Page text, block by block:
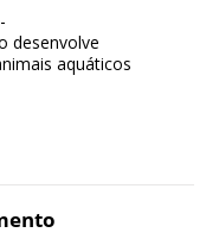
desenvolve
aquáticos